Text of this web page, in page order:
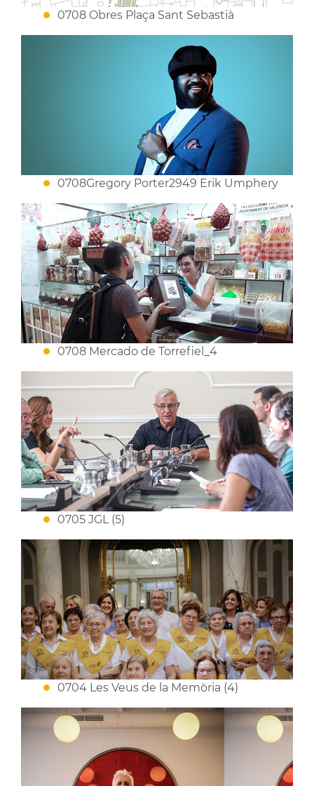
0708 Obres Plaça Sant Sebastià
0708Gregory Porter2949 Erik Umphery
0708 Mercado de Torrefiel_4
0705 JGL (5)
0704 Les Veus de la Memòria (4)